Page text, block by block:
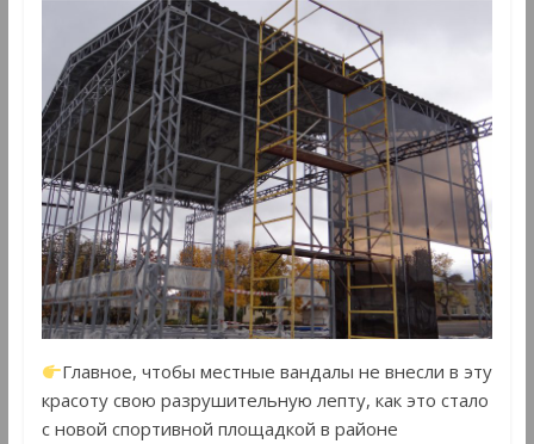
Главное, чтобы местные вандалы не внесли в эту
красоту свою разрушительную лепту, как это стало
с новой спортивной площадкой в районе